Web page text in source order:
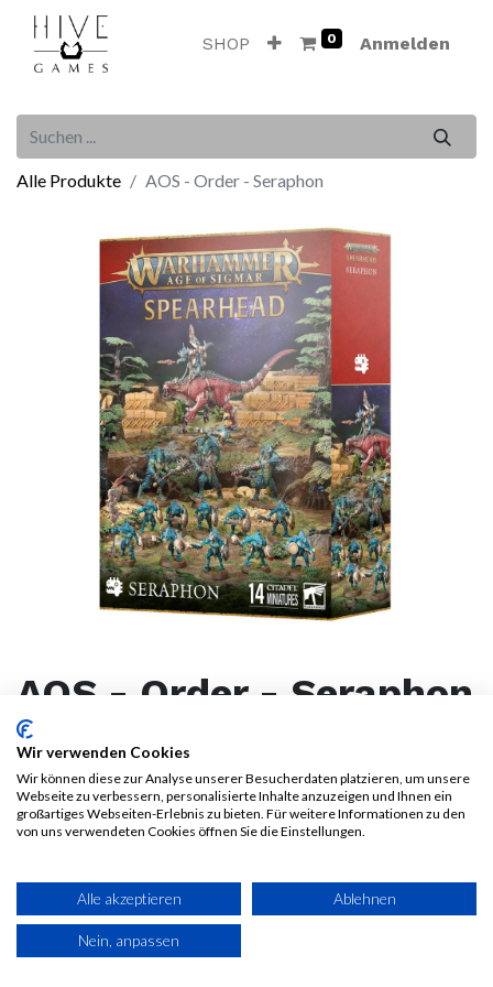
SHOP 0 Anmelden
Alle Produkte AOS - Order - Seraphon
AOS - Order - Seraphon
108,00€ 120,00
MwSt.zzgl. Versandkosten
30-Tage-Bestpreisgarantie**: 108,00€
IN DEN WARENKORB
Wir verwenden Cookies
Wir können diese zur Analyse unserer Besucherdaten platzieren, um unsere
Webseite zu verbessern, personalisierte Inhalte anzuzeigen und Ihnen ein
großartiges Webseiten-Erlebnis zu bieten. Für weitere Informationen zu den
von uns verwendeten Cookies öffnen Sie die Einstellungen.
Alle akzeptieren Ablehnen
Nein, anpassen